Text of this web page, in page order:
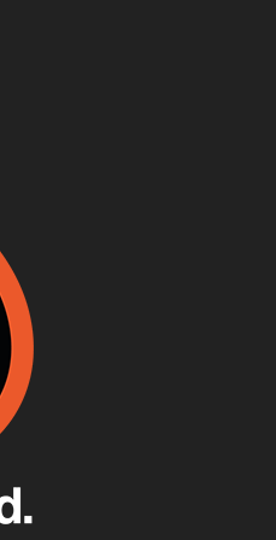
és homár
meghálálja!